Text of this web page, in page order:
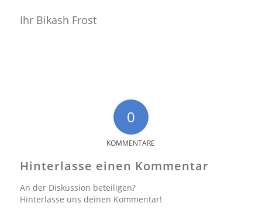
Ihr Bikash Frost
0
KOMMENTARE
Hinterlasse einen Kommentar
An der Diskussion beteiligen?
Hinterlasse uns deinen Kommentar!